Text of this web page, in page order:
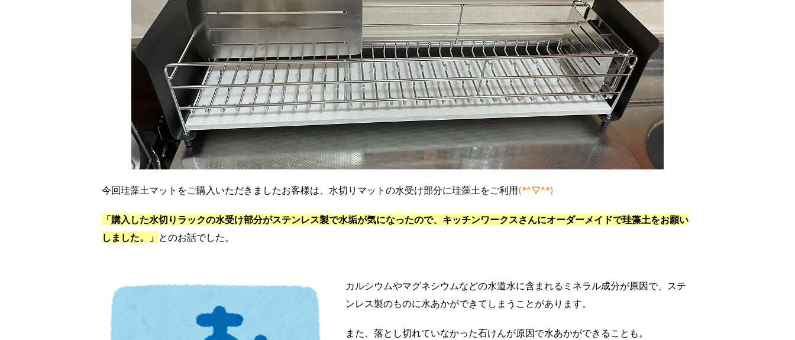
今回珪藻土マットをご購入いただきましたお客様は、水切りマットの水受け部分に珪藻土をご利用(*^▽^*)
「購入した水切りラックの水受け部分がステンレス製で水垢が気になったので、キッチンワークスさんにオーダーメイドで珪藻土をお願い
しました。」 とのお話でした。
カルシウムやマグネシウムなどの水道水に含まれるミネラル成分が原因で、ステ
ンレス製のものに水あかができてしまうことがあります。
また、落とし切れていなかった石けんが原因で水あかができることも。